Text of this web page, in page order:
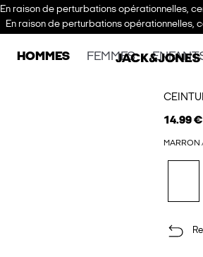
En raison de perturbations opérationnelles,
En raison de perturbations opérationnelles,
HOMMES FEMMES
14.99 €
MARRON